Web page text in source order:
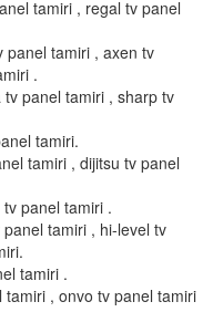
tamiri , regal tv panel
panel tamiri , axen tv
.
panel tamiri , sharp tv
tamiri.
tamiri , dijitsu tv panel
panel tamiri .
tamiri , hi-level tv
tamiri .
, onvo tv panel tamiri